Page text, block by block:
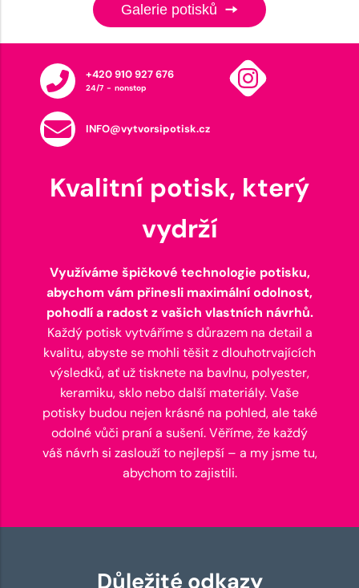
Galerie potisků
+420 910 927 676
24/7 - nonstop
INFO@vytvorsipotisk.cz
Kvalitní potisk, který
vydrží
Využíváme špičkové technologie potisku,
abychom vám přinesli maximální odolnost,
pohodlí a radost z vašich vlastních návrhů.
Každý potisk vytváříme s důrazem na detail a
kvalitu, abyste se mohli těšit z dlouhotrvajících
výsledků, ať už tisknete na bavlnu, polyester,
keramiku, sklo nebo další materiály. Vaše
potisky budou nejen krásné na pohled, ale také
odolné vůči praní a sušení. Věříme, že každý
váš návrh si zaslouží to nejlepší – a my jsme tu,
abychom to zajistili.
Důležité odkazy